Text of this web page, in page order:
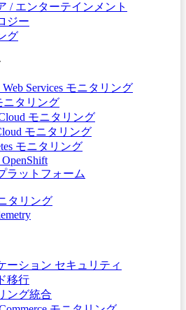
/ エンターテインメント
ジー
グ
Web Services モニタリング
ニタリング
モニタリング
モニタリング
モニタリング
ラットフォーム
タリング
ーション セキュリティ
移行
ング統合